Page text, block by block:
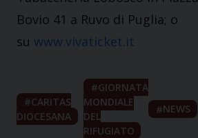
Bovio 41 a Ruvo di Puglia; o
su www.vivaticket.it
CARITAS
DIOCESANA
GIORNATA
MONDIALE
DEL
RIFUGIATO
NEWS